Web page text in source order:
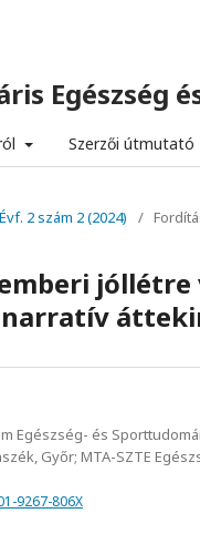
Egészség
Szerzői útmutató
Évf. 2 szám 2 (2024) /
Egészség- és
Győr; MTA-SZTE
9267-806X